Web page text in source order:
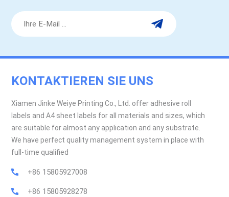
KONTAKTIEREN SIE UNS
Xiamen Jinke Weiye Printing Co., Ltd. offer adhesive roll
labels and A4 sheet labels for all materials and sizes, which
are suitable for almost any application and any substrate.
We have perfect quality management system in place with
full-time qualified
+86 15805927008
+86 15805928278